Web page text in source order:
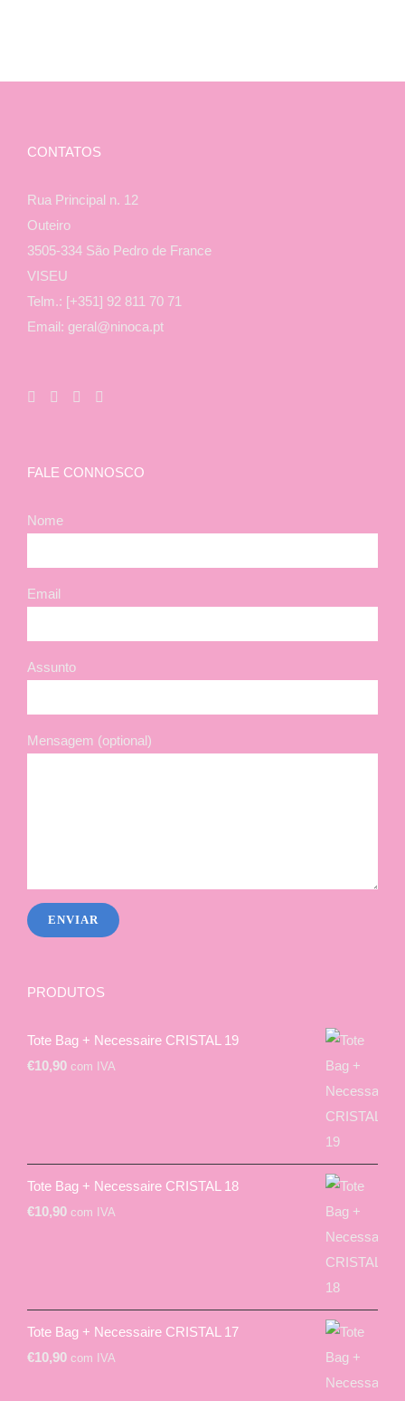
CONTATOS
Rua Principal n. 12
Outeiro
3505-334 São Pedro de France
VISEU
Telm.: [+351] 92 811 70 71
Email: geral@ninoca.pt
FALE CONNOSCO
Nome
Email
Assunto
Mensagem (optional)
PRODUTOS
Tote Bag + Necessaire CRISTAL 19
€10,90 com IVA
Tote Bag + Necessaire CRISTAL 18
€10,90 com IVA
Tote Bag + Necessaire CRISTAL 17
€10,90 com IVA